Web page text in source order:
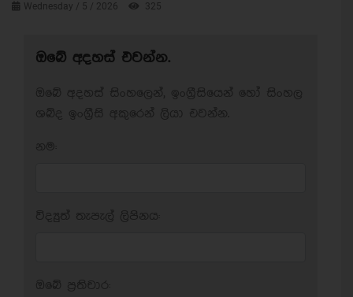
Wednesday / 5 / 2026 325
ඔබේ අදහස් එවන්න.